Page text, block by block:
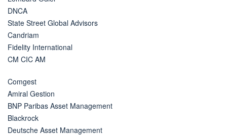
DNCA
State Street Global Advisors
Candriam
Fidelity International
CM CIC AM
Comgest
Amiral Gestion
BNP Paribas Asset Management
Blackrock
Deutsche Asset Management